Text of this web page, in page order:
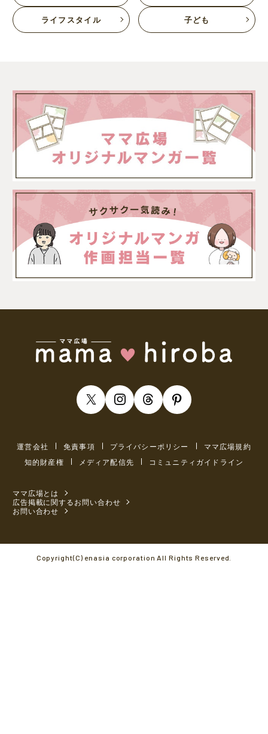
ライフスタイル 子ども
運営会社 免責事項 プライバシーポリシー
ママ広場規約
知的財産権
メディア配信先 コミュニティガイドライン
ママ広場とは
広告掲載に関するお問い合わせ
お問い合わせ
Copyright(C) enasia corporation All Rights Reserved.